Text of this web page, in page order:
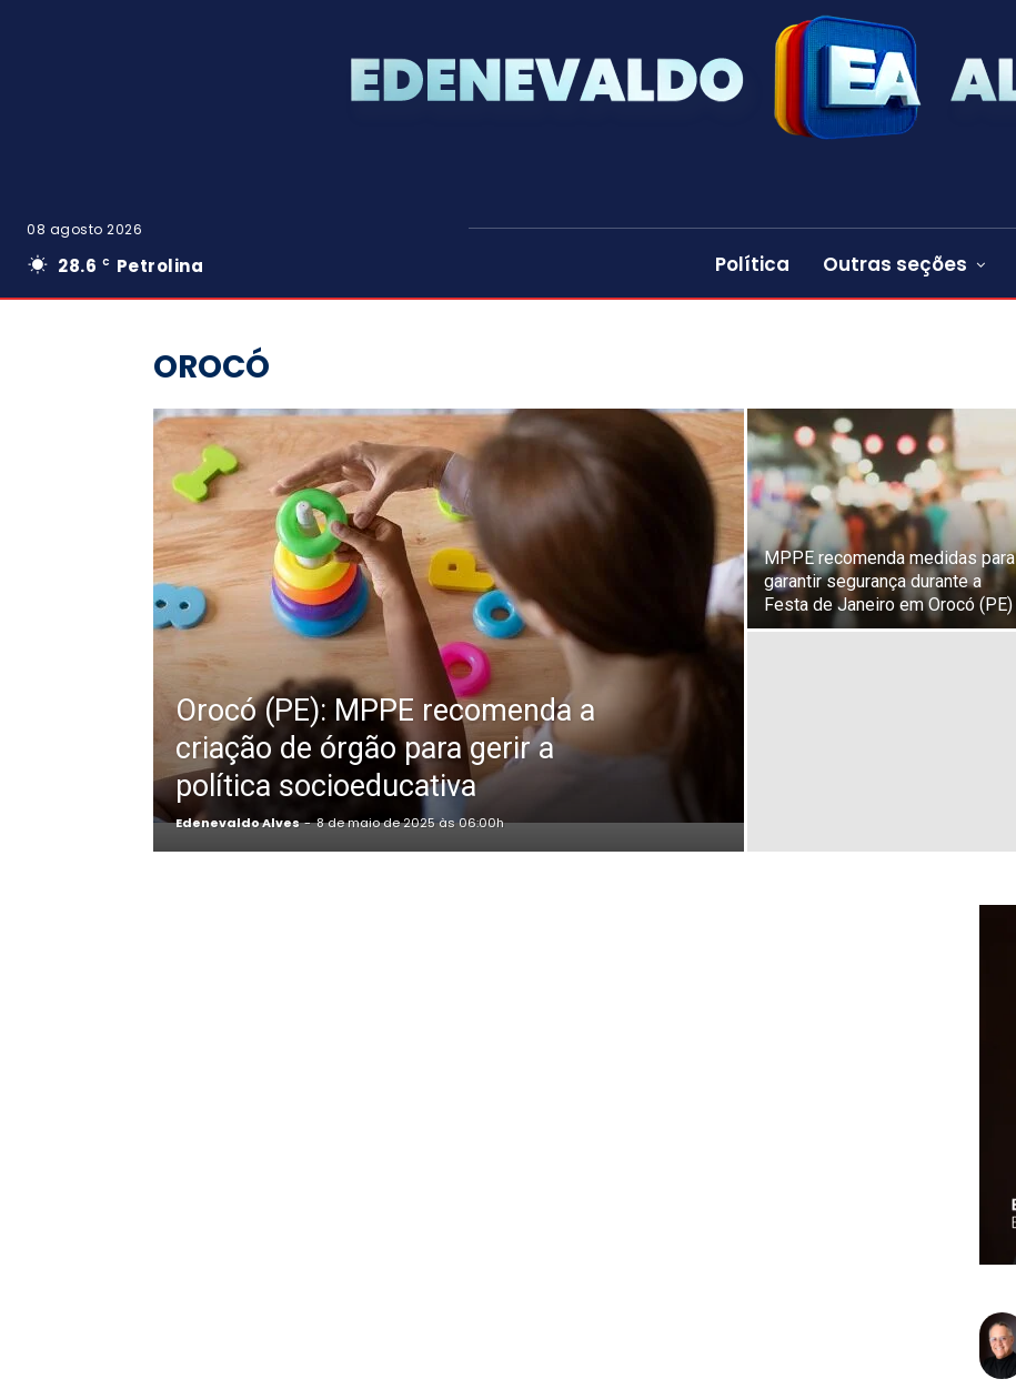
08 agosto 2026
28.6 C Petrolina Política Outras seções
OROCÓ
Orocó (PE): MPPE recomenda a
criação de órgão para gerir a
política socioeducativa
Edenevaldo Alves - 8 de maio de 2025 às 06:00h
MPPE recomenda medidas para
garantir segurança durante a
Festa de Janeiro em Orocó (PE)